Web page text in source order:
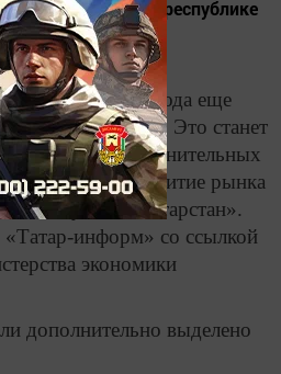
РТ» с 2016 года в республике
техники.
до конца 2019 года еще
на метан. Это станет
дополнительных
программы «Развитие рынка
в Республике Татарстан».
информ» со ссылкой
экономики
дополнительно выделено